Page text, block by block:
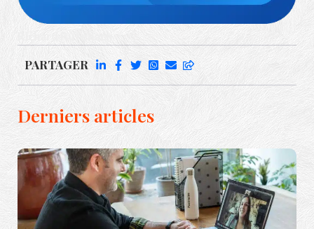
PARTAGER
Derniers articles